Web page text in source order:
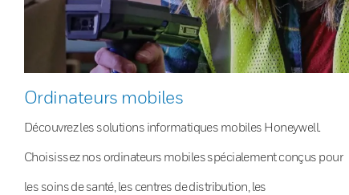
Ordinateurs mobiles
Découvrez les solutions informatiques mobiles Honeywell.
Choisissez nos ordinateurs mobiles spécialement conçus pour
les soins de santé, les centres de distribution, les